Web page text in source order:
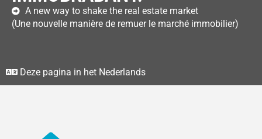
A new way to shake the real estate market
(Une nouvelle manière de remuer le marché immobilier)
Deze pagina in het Nederlands